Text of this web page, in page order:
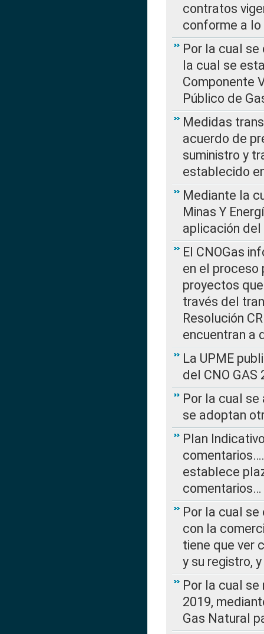
contratos
conforme a lo
Por la cual se
la cual se
Componente
Público de
Medidas
acuerdo de
suministro y
establecido
Mediante la
Minas Y
aplicación
El CNOGas
en el proceso
proyectos
través del
Resolución
encuentran a
La UPME
del CNO
Por la cual
se adoptan
Plan
establece
comentarios…
Por la cual
con la
tiene que ver
y su registro,
Por la cual
2019,
Gas Natural